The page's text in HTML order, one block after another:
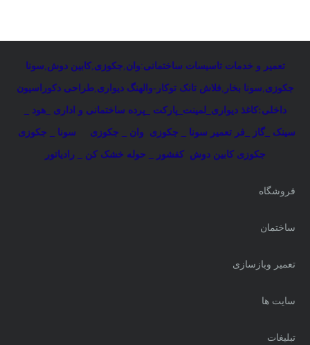
تعمیر و خدمات تاسیسات ساختمانی:وان جکوزی ,کابین دوش سونا
جکوزی سونا بخار فلاش تانک توکار-والهنگ دیواری ,طراحی دکوراسیون
داخلی:کاغذ دیواری_لمینت_پارکت _پرده ساختمانی و اداری _هود _
سینک _گاز _فر تعمیر سونا _ جکوزی وان _ جکوزی سونا _ جکوزی
جکوزی کابین دوش کفشور _ حوله خشک کن _ رادیاتور
فروشگاه
ساختمان
تعمیر وبازسازی
سایت ها
تبلیغات